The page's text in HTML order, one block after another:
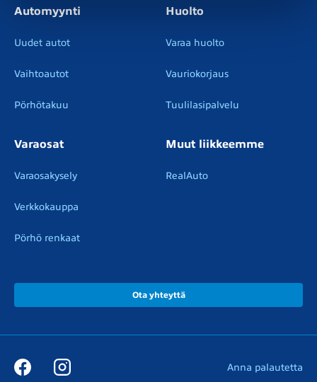
Automyynti
Uudet autot
Vaihtoautot
Pörhötakuu
Huolto
Varaa huolto
Vauriokorjaus
Tuulilasipalvelu
Varaosat
Varaosakysely
Verkkokauppa
Pörhö renkaat
Muut liikkeemme
RealAuto
Ota yhteyttä
Anna palautetta